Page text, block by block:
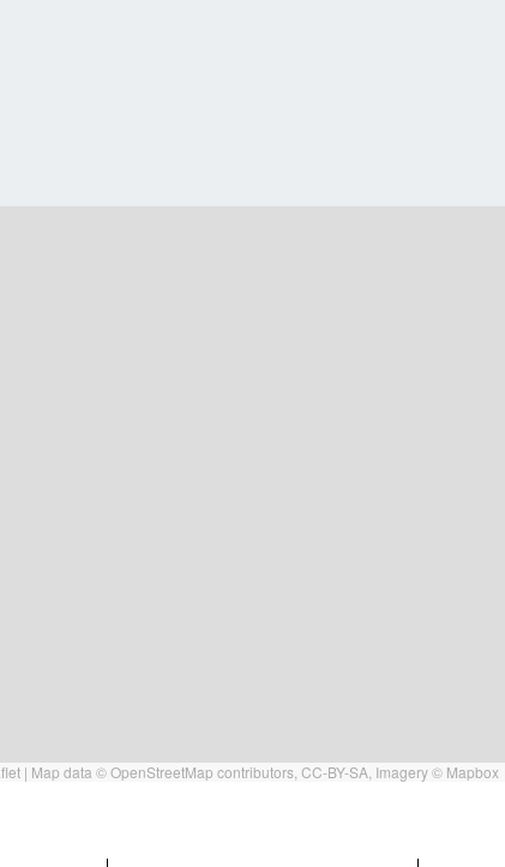
| Map data ©OpenStreetMap contributors, CC-BY-SA , Imagery © Mapbox